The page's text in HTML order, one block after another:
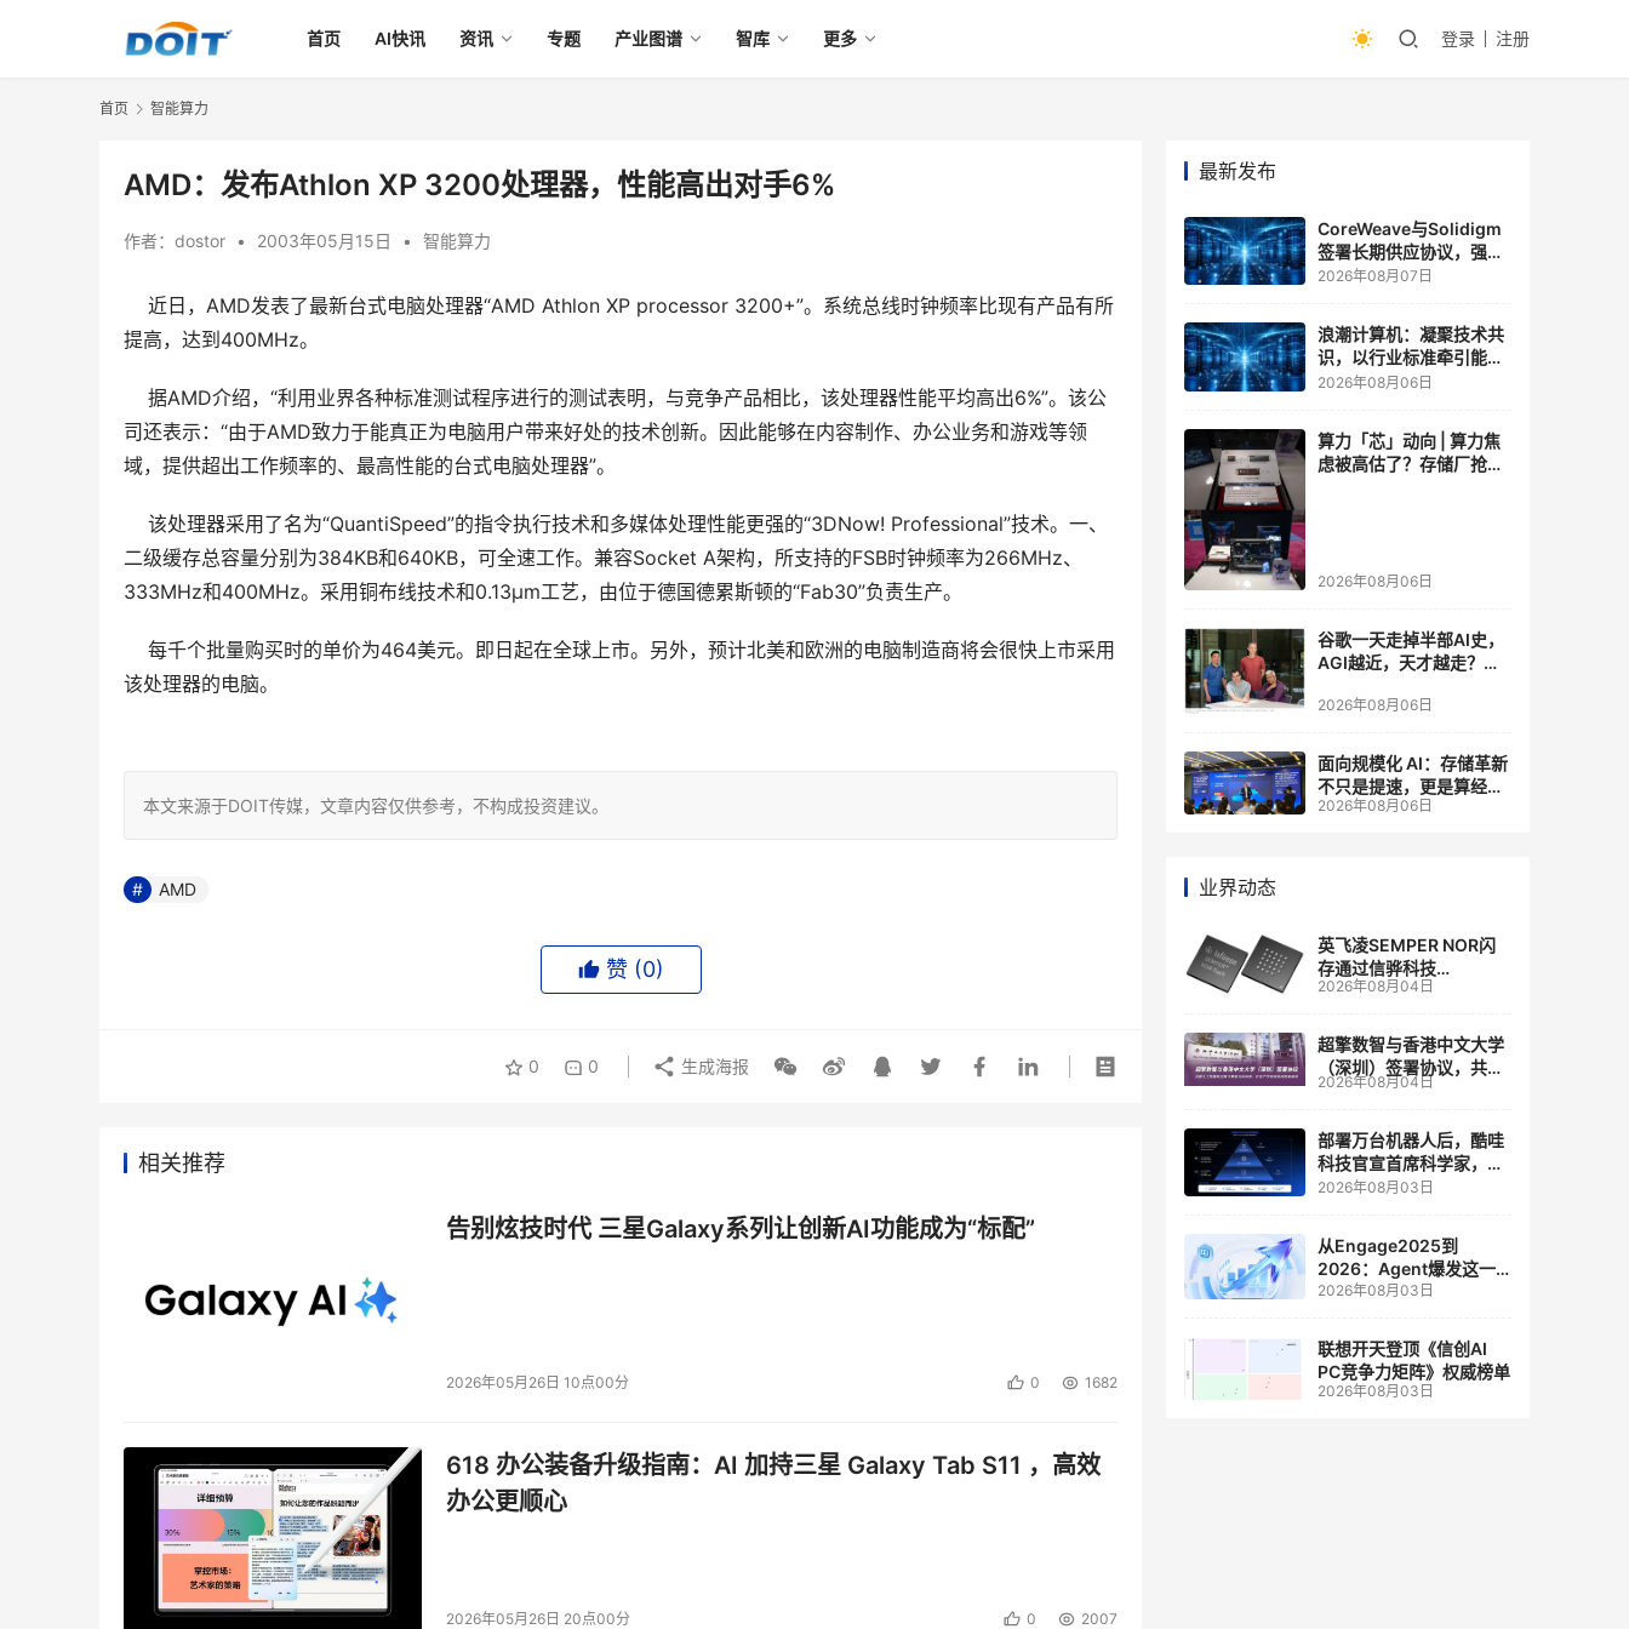
首页 AI快讯 资讯 专题 产业图谱 智库 更多 登录 注册
首页 智能算力
AMD：发布Athlon XP 3200处理器，性能高出对手6%
作者： dostor • 2003年05月15日 • 智能算力
近日，AMD发表了最新台式电脑处理器“AMD Athlon XP processor 3200+”。系统总线时钟频率比现有产品有所
提高，达到400MHz。
据AMD介绍，“利用业界各种标准测试程序进行的测试表明，与竞争产品相比，该处理器性能平均高出6%”。该公
司还表示：“由于AMD致力于能真正为电脑用户带来好处的技术创新。因此能够在内容制作、办公业务和游戏等领
域，提供超出工作频率的、最高性能的台式电脑处理器”。
该处理器采用了名为“QuantiSpeed”的指令执行技术和多媒体处理性能更强的“3DNow! Professional”技术。一、
二级缓存总容量分别为384KB和640KB，可全速工作。兼容Socket A架构，所支持的FSB时钟频率为266MHz、
333MHz和400MHz。采用铜布线技术和0.13μm工艺，由位于德国德累斯顿的“Fab30”负责生产。
每千个批量购买时的单价为464美元。即日起在全球上市。另外，预计北美和欧洲的电脑制造商将会很快上市采用
该处理器的电脑。
本文来源于DOIT传媒，文章内容仅供参考，不构成投资建议。
AMD
赞 (0)
0 0 生成海报
相关推荐
告别炫技时代 三星Galaxy系列让创新AI功能成为“标配”
2026年05月26日 10点00分 0 1682
618 办公装备升级指南：AI 加持三星 Galaxy Tab S11 ，高效
办公更顺心
2026年05月26日 20点00分 0 2007
最新发布
CoreWeave与Solidigm
签署长期供应协议，强化
一体化人工智能云平台
2026年08月07日
浪潮计算机：凝聚技术共
识，以行业标准牵引能力
跃升
2026年08月06日
算力「芯」动向 | 算力焦
虑被高估了？存储厂抢了
2026年08月06日
谷歌一天走掉半部AI史，
AGI越近，天才越走？大
自己的研发节奏
2026年08月06日
面向规模化 AI：存储革新
不只是提速，更是算经济
账
2026年08月06日
业界动态
英飞凌SEMPER NOR闪
存通过信骅科技
AST2700 BMC认证，全
管理
2026年08月04日
超擎数智与香港中文大学
（深圳）签署协议，共建
人工智能和边缘计算联合
2026年08月04日
部署万台机器人后，酷哇
科技官宣首席科学家，要
让世界模型交付生产力
2026年08月03日
从Engage2025到
2026：Agent爆发这一
年，AI CRM 走到哪了
2026年08月03日
联想开天登顶《信创AI
PC竞争力矩阵》权威榜单
2026年08月03日